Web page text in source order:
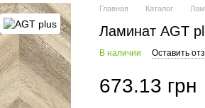
Главная Каталог
Ламинат AGT
В наличии Оставить
673.13 грн